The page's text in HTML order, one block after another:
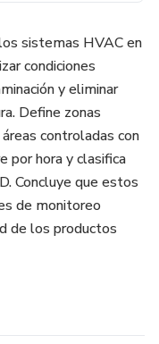
sistemas HVAC en
condiciones
y eliminar
Define zonas
controladas con
por hora y clasifica
Concluye que estos
de monitoreo
de los productos